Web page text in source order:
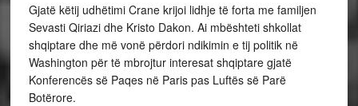
Gjatë këtij udhëtimi Crane krijoi lidhje të forta me familjen
Sevasti Qiriazi dhe Kristo Dakon. Ai mbështeti shkollat
shqiptare dhe më vonë përdori ndikimin e tij politik në
Washington për të mbrojtur interesat shqiptare gjatë
Konferencës së Paqes në Paris pas Luftës së Parë
Botërore.